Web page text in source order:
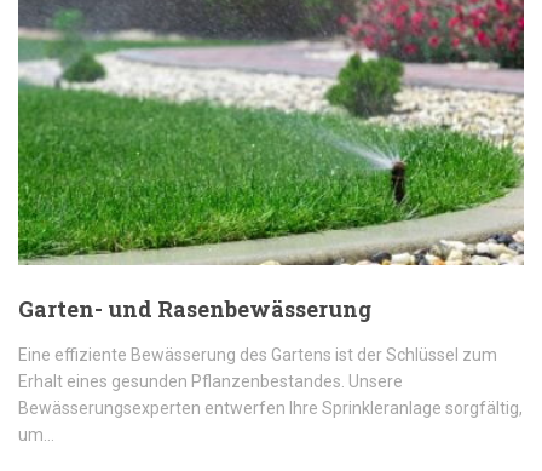
Garten- und Rasenbewässerung
Eine effiziente Bewässerung des Gartens ist der Schlüssel zum
Erhalt eines gesunden Pflanzenbestandes. Unsere
Bewässerungsexperten entwerfen Ihre Sprinkleranlage sorgfältig,
um…